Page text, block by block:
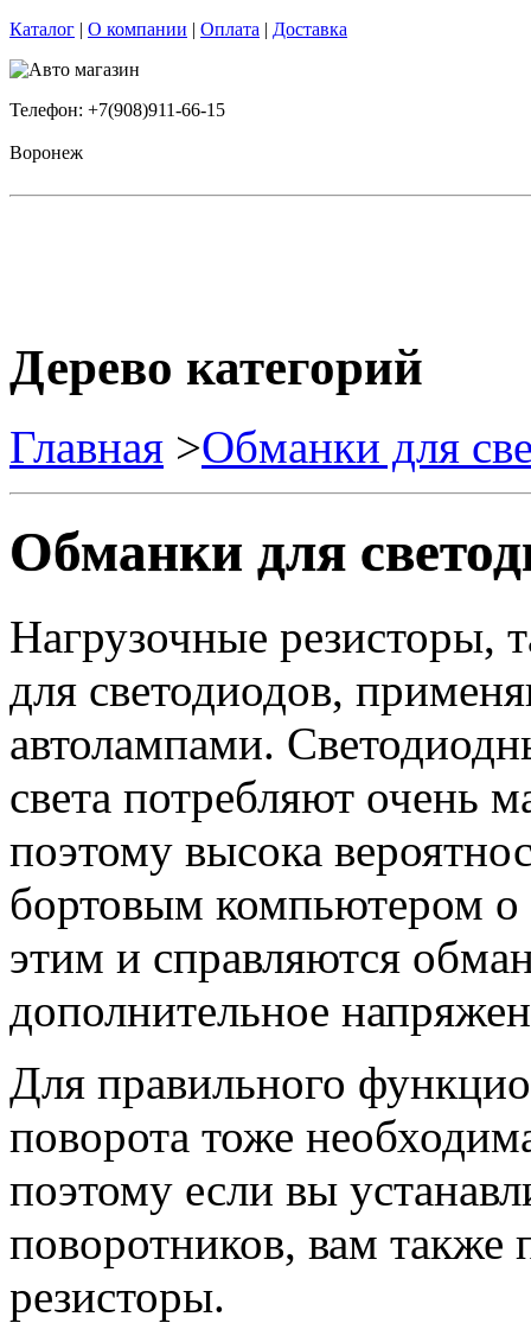
Каталог | О компании | Оплата | Доставка
Телефон: +7(908)911-66-15
Воронеж
Дерево категорий
Главная >Обманки для
Обманки для
Нагрузочные резисторы,
для светодиодов,
автолампами.
света потребляют очень
поэтому высока
бортовым компьютером о
этим и справляются
дополнительное
Для правильного
поворота тоже
поэтому если вы
поворотников, вам также
резисторы.